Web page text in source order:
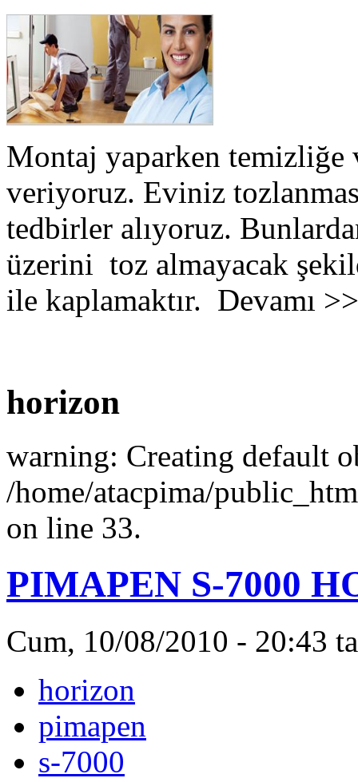
Montaj yaparken
veriyoruz. Eviniz
tedbirler alıyoruz.
üzerini toz almayacak
ile kaplamaktır. Devamı
horizon
warning: Creating default
/home/atacpima/
on line 33.
PIMAPEN S-7000
Cum, 10/08/2010 - 20:43
horizon
pimapen
s-7000